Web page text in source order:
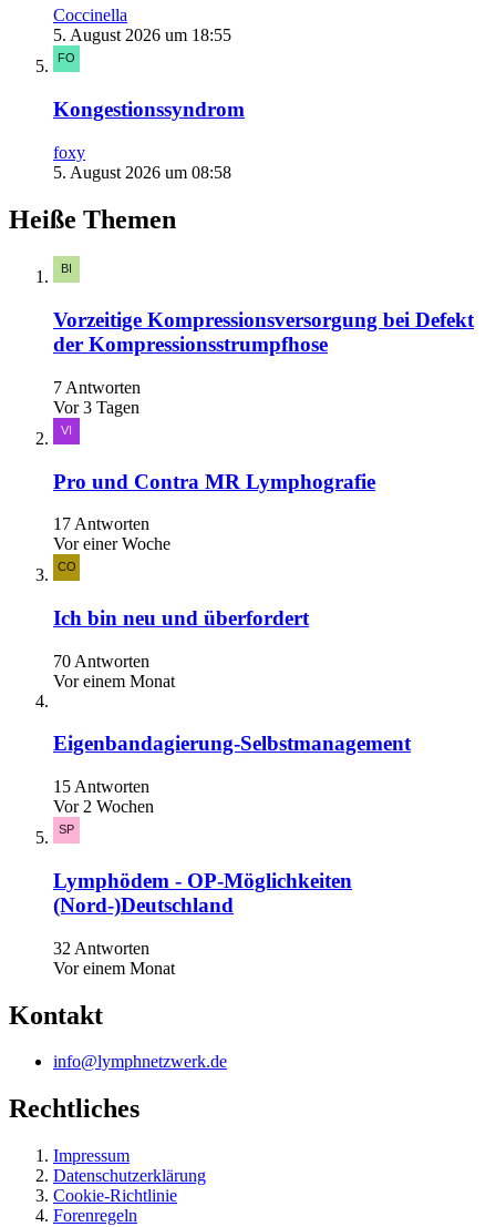
Coccinella
5. August 2026 um 18:55
Kongestionssyndrom
foxy
5. August 2026 um 08:58
Heiße Themen
Vorzeitige Kompressionsversorgung bei Defekt
der Kompressionsstrumpfhose
7 Antworten
Vor 3 Tagen
Pro und Contra MR Lymphografie
17 Antworten
Vor einer Woche
Ich bin neu und überfordert
70 Antworten
Vor einem Monat
Eigenbandagierung-Selbstmanagement
15 Antworten
Vor 2 Wochen
Lymphödem - OP-Möglichkeiten
(Nord-)Deutschland
32 Antworten
Vor einem Monat
Kontakt
info@lymphnetzwerk.de
Rechtliches
Impressum
Datenschutzerklärung
Cookie-Richtlinie
Forenregeln